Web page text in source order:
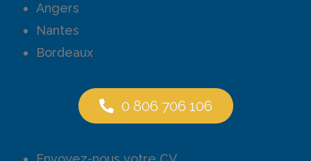
Angers
Nantes
Bordeaux
0 806 706 106